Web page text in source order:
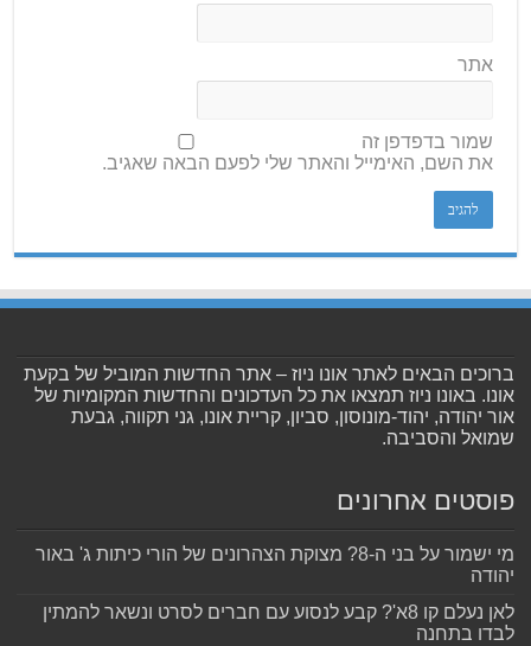
אתר
שמור בדפדפן זה
את השם, האימייל והאתר שלי לפעם הבאה שאגיב.
ברוכים הבאים לאתר אונו ניוז – אתר החדשות המוביל של בקעת
אונו. באונו ניוז תמצאו את כל העדכונים והחדשות המקומיות של
אור יהודה, יהוד-מונוסון, סביון, קריית אונו, גני תקווה, גבעת
שמואל והסביבה.
פוסטים אחרונים
מי ישמור על בני ה-8? מצוקת הצהרונים של הורי כיתות ג' באור
יהודה
לאן נעלם קו 8א'? קבע לנסוע עם חברים לסרט ונשאר להמתין
לבדו בתחנה